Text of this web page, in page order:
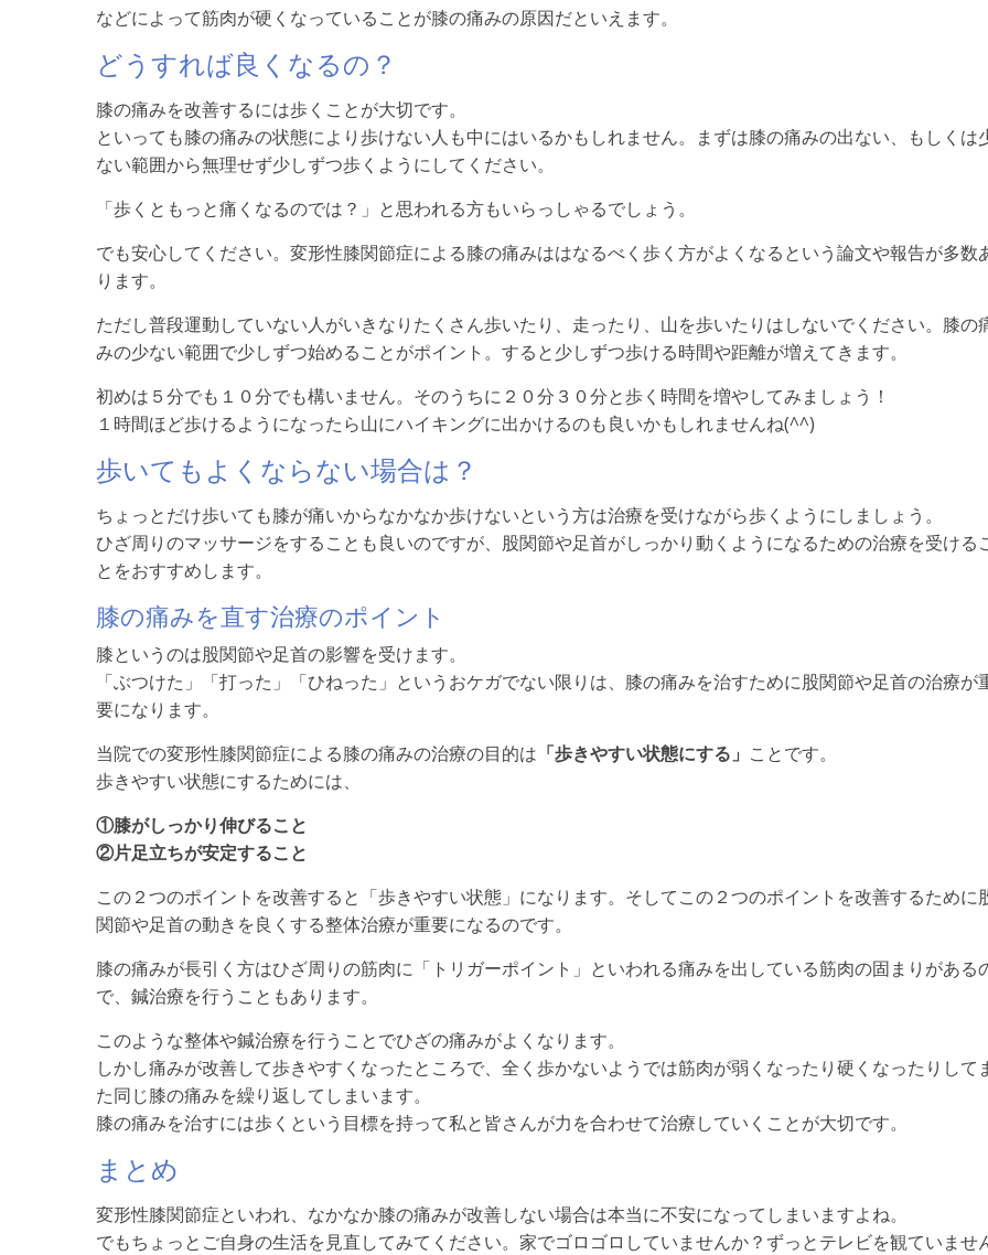
などによって筋肉が硬くなっていることが膝の痛みの原因だといえます。
どうすれば良くなるの？
膝の痛みを改善するには歩くことが大切です。
といっても膝の痛みの状態により歩けない人も中にはいるかもしれません。まずは膝の痛みの出ない、もしくは
ない範囲から無理せず少しずつ歩くようにしてください。
「歩くともっと痛くなるのでは？」と思われる方もいらっしゃるでしょう。
でも安心してください。変形性膝関節症による膝の痛みははなるべく歩く方がよくなるという論文や報告が多数
ります。
ただし普段運動していない人がいきなりたくさん歩いたり、走ったり、山を歩いたりはしないでください。膝の
みの少ない範囲で少しずつ始めることがポイント。すると少しずつ歩ける時間や距離が増えてきます。
初めは５分でも１０分でも構いません。そのうちに２０分３０分と歩く時間を増やしてみましょう！
１時間ほど歩けるようになったら山にハイキングに出かけるのも良いかもしれませんね(^^)
歩いてもよくならない場合は？
ちょっとだけ歩いても膝が痛いからなかなか歩けないという方は治療を受けながら歩くようにしましょう。
ひざ周りのマッサージをすることも良いのですが、股関節や足首がしっかり動くようになるための治療を受ける
とをおすすめします。
膝の痛みを直す治療のポイント
膝というのは股関節や足首の影響を受けます。
「ぶつけた」「打った」「ひねった」というおケガでない限りは、膝の痛みを治すために股関節や足首の治療が
要になります。
当院での変形性膝関節症による膝の痛みの治療の目的は 「歩きやすい状態にする」 ことです。
歩きやすい状態にするためには、
①膝がしっかり伸びること
②片足立ちが安定すること
この２つのポイントを改善すると「歩きやすい状態」になります。そしてこの２つのポイントを改善するために
関節や足首の動きを良くする整体治療が重要になるのです。
膝の痛みが長引く方はひざ周りの筋肉に「トリガーポイント」といわれる痛みを出している筋肉の固まりがある
で、鍼治療を行うこともあります。
このような整体や鍼治療を行うことでひざの痛みがよくなります。
しかし痛みが改善して歩きやすくなったところで、全く歩かないようでは筋肉が弱くなったり硬くなったりして
た同じ膝の痛みを繰り返してしまいます。
膝の痛みを治すには歩くという目標を持って私と皆さんが力を合わせて治療していくことが大切です。
まとめ
変形性膝関節症といわれ、なかなか膝の痛みが改善しない場合は本当に不安になってしまいますよね。
でもちょっとご自身の生活を見直してみてください。家でゴロゴロしていませんか？ずっとテレビを観ていませ